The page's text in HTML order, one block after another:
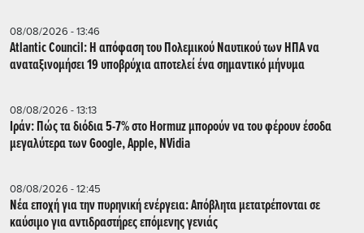
08/08/2026 - 13:46
Atlantic Council: Η απόφαση του Πολεμικού Ναυτικού των ΗΠΑ να
αναταξινομήσει 19 υποβρύχια αποτελεί ένα σημαντικό μήνυμα
08/08/2026 - 13:13
Ιράν: Πώς τα διόδια 5-7% στο Hormuz μπορούν να του φέρουν έσοδα
μεγαλύτερα των Google, Apple, NVidia
08/08/2026 - 12:45
Νέα εποχή για την πυρηνική ενέργεια: Απόβλητα μετατρέπονται σε
καύσιμο για αντιδραστήρες επόμενης γενιάς